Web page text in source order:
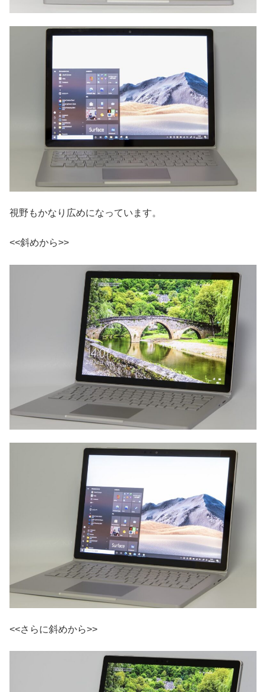
視野もかなり広めになっています。
<<斜めから>>
<<さらに斜めから>>